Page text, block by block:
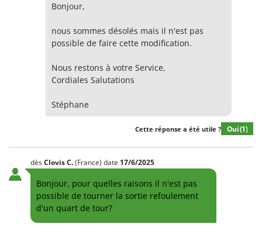
Bonjour,
nous sommes désolés mais il n'est pas
possible de faire cette modification.
Nous restons à votre Service,
Cordiales Salutations
Stéphane
Cette réponse a été utile ? Oui(1)
dèsClovisC.(France) date 17/6/2025
Bonjour, pour quelles raisons il n'est pas
possible de tourner la sortie refoulement
d'un quart de tour?